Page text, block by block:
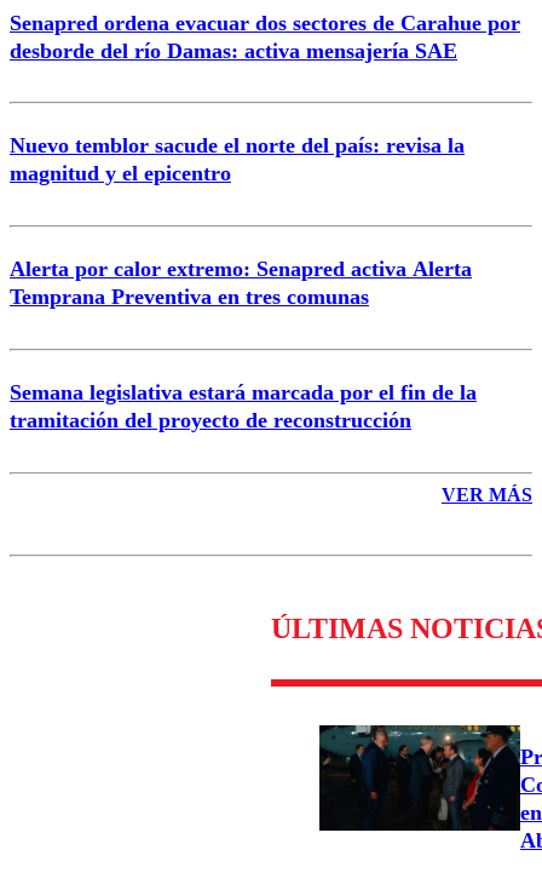
Correo
Senapred ordena evacuar dos sectores de Carahue por
desborde del río Damas: activa mensajería SAE
Nuevo temblor sacude el norte del país: revisa la
magnitud y el epicentro
Alerta por calor extremo: Senapred activa Alerta
Temprana Preventiva en tres comunas
Semana legislativa estará marcada por el fin de la
tramitación del proyecto de reconstrucción
VER MÁS
ÚLTIMAS